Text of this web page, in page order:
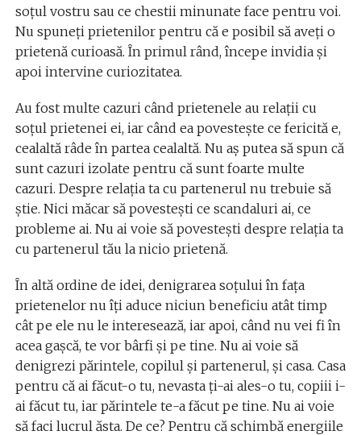
soţul vostru sau ce chestii minunate face pentru voi.
Nu spuneţi prietenilor pentru că e posibil să aveţi o
prietenă curioasă. În primul rând, începe invidia şi
apoi intervine curiozitatea.
Au fost multe cazuri când prietenele au relaţii cu
soţul prietenei ei, iar când ea povesteşte ce fericită e,
cealaltă râde în partea cealaltă. Nu aş putea să spun că
sunt cazuri izolate pentru că sunt foarte multe
cazuri. Despre relaţia ta cu partenerul nu trebuie să
ştie. Nici măcar să povesteşti ce scandaluri ai, ce
probleme ai. Nu ai voie să povesteşti despre relaţia ta
cu partenerul tău la nicio prietenă.
În altă ordine de idei, denigrarea soţului în faţa
prietenelor nu îţi aduce niciun beneficiu atât timp
cât pe ele nu le interesează, iar apoi, când nu vei fi în
acea gaşcă, te vor bârfi şi pe tine. Nu ai voie să
denigrezi părintele, copilul şi partenerul, şi casa. Casa
pentru că ai făcut-o tu, nevasta ţi-ai ales-o tu, copiii i-
ai făcut tu, iar părintele te-a făcut pe tine. Nu ai voie
să faci lucrul ăsta. De ce? Pentru că schimbă energiile